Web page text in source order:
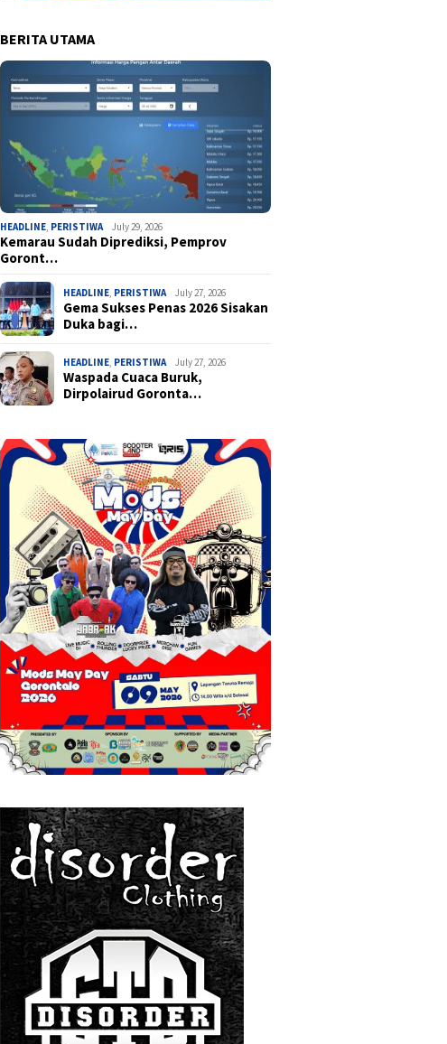
BERITA UTAMA
HEADLINE, PERISTIWA July 29, 2026
Kemarau Sudah Diprediksi, Pemprov
Goront…
HEADLINE, PERISTIWA July 27, 2026
Gema Sukses Penas 2026 Sisakan
Duka bagi…
HEADLINE, PERISTIWA July 27, 2026
Waspada Cuaca Buruk,
Dirpolairud Goronta…